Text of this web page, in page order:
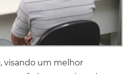
visando um melhor